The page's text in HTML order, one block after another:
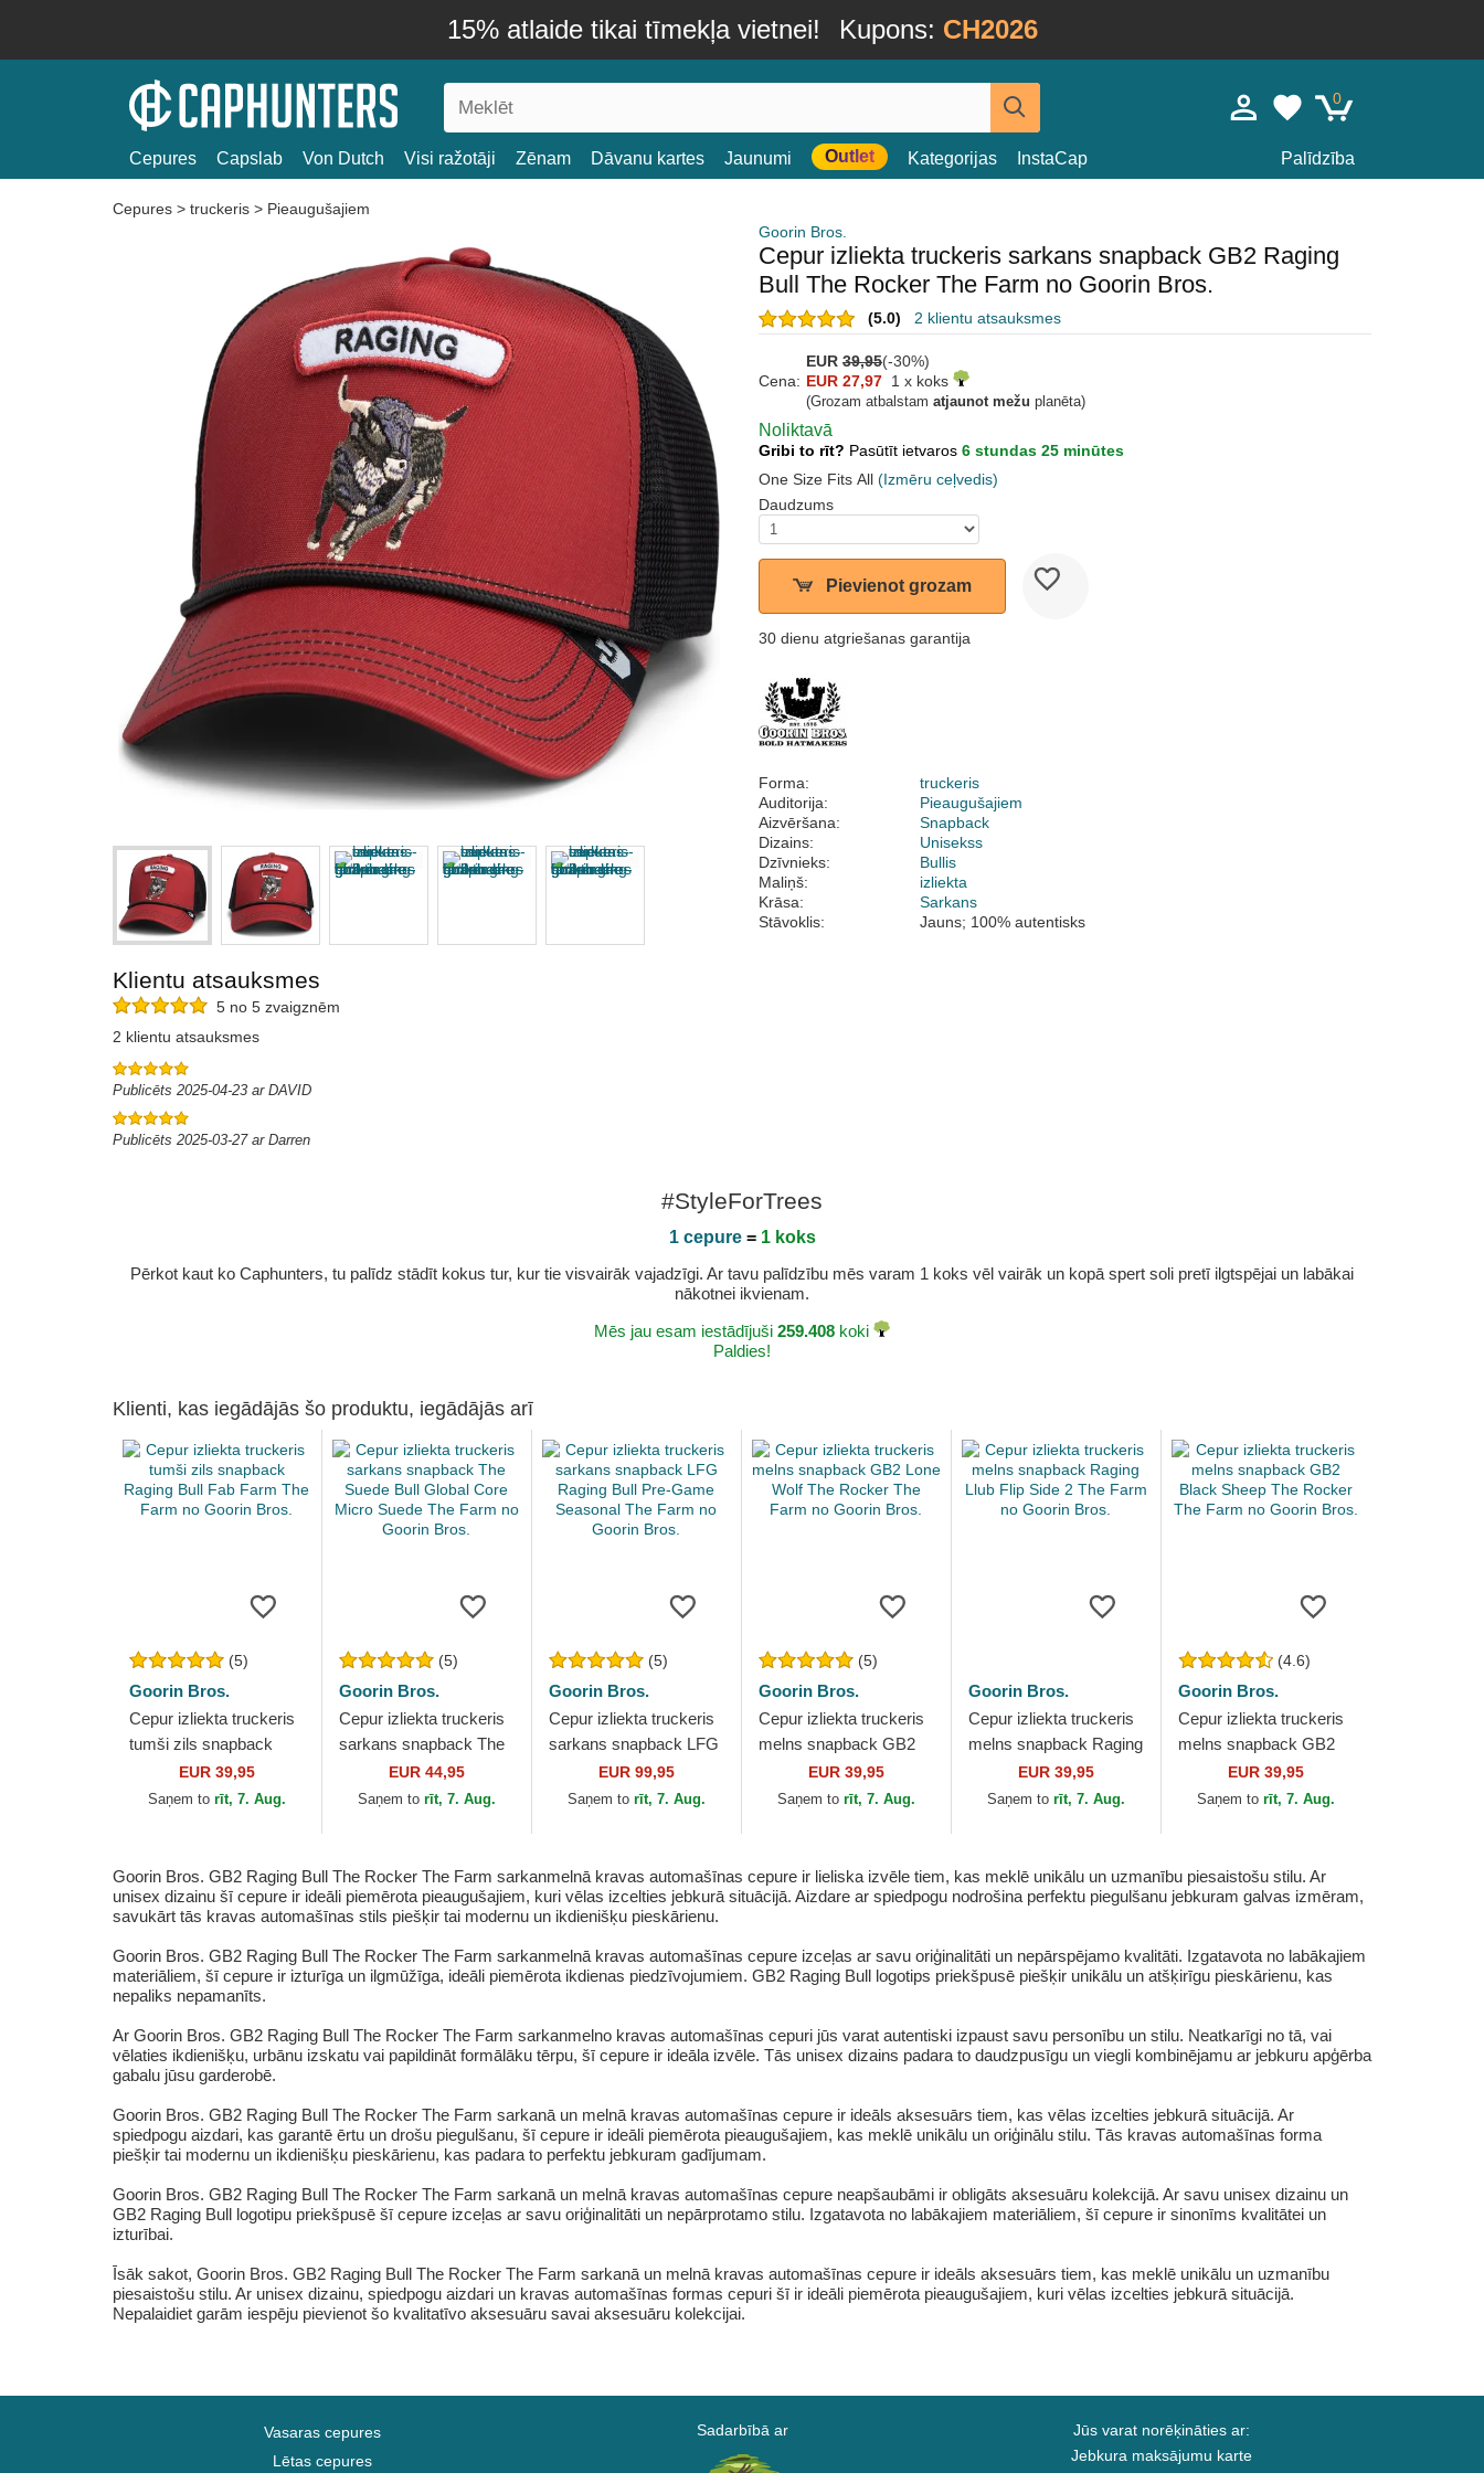
15% atlaide tikai tīmekļa vietnei! Kupons: CH2026
0
Cepures Capslab Von Dutch Visi ražotāji Zēnam Dāvanu kartes Jaunumi Outlet Kategorijas InstaCap Palīdzība
Cepures > truckeris > Pieaugušajiem
Goorin Bros.
Cepur izliekta truckeris sarkans snapback GB2 Raging
Bull The Rocker The Farm no Goorin Bros.
(5.0) 2 klientu atsauksmes
EUR 39,95(-30%)
Cena: EUR 27,97 1 x koks
(Grozam atbalstam atjaunot mežu planēta)
Noliktavā
Gribi to rīt? Pasūtīt ietvaros 6 stundas 25 minūtes
One Size Fits All (Izmēru ceļvedis)
Daudzums
Pievienot grozam
30 dienu atgriešanas garantija
Forma:
truckeris
Auditorija:
Pieaugušajiem
Aizvēršana:
Snapback
Dizains:
Unisekss
Dzīvnieks:
Bullis
Maliņš:
izliekta
Krāsa:
Sarkans
Stāvoklis:
Jauns; 100% autentisks
Klientu atsauksmes
5 no 5 zvaigznēm
2 klientu atsauksmes
Publicēts 2025-04-23 ar DAVID
Publicēts 2025-03-27 ar Darren
#StyleForTrees
1 cepure= 1 koks
Pērkot kaut ko Caphunters, tu palīdz stādīt kokus tur, kur tie visvairāk vajadzīgi. Ar tavu palīdzību mēs varam 1 koks vēl vairāk un kopā spert soli pretī ilgtspējai un labākai
nākotnei ikvienam.
Mēs jau esam iestādījuši 259.408 koki
Paldies!
Klienti, kas iegādājās šo produktu, iegādājās arī
(5)
Goorin Bros.
Cepur izliekta truckeris
tumši zils snapback
Raging Bull Fab Farm
The Farm no Goorin
EUR 39,95
Saņem to rīt, 7. Aug.
(5)
Goorin Bros.
Cepur izliekta truckeris
sarkans snapback The
Suede Bull Global Core
Micro Suede The Farm
EUR 44,95
Saņem to rīt, 7. Aug.
(5)
Goorin Bros.
Cepur izliekta truckeris
sarkans snapback LFG
Raging Bull Pre-Game
Seasonal The Farm no
EUR 99,95
Saņem to rīt, 7. Aug.
(5)
Goorin Bros.
Cepur izliekta truckeris
melns snapback GB2
Lone Wolf The Rocker
The Farm no Goorin
EUR 39,95
Saņem to rīt, 7. Aug.
Goorin Bros.
Cepur izliekta truckeris
melns snapback Raging
Llub Flip Side 2 The
Farm no Goorin Bros.
EUR 39,95
Saņem to rīt, 7. Aug.
(4.6)
Goorin Bros.
Cepur izliekta truckeris
melns snapback GB2
Black Sheep The
Rocker The Farm no
EUR 39,95
Saņem torīt, 7. Aug.
Goorin Bros. GB2 Raging Bull The Rocker The Farm sarkanmelnā kravas automašīnas cepure ir lieliska izvēle tiem, kas meklē unikālu un uzmanību piesaistošu stilu. Ar
unisex dizainu šī cepure ir ideāli piemērota pieaugušajiem, kuri vēlas izcelties jebkurā situācijā. Aizdare ar spiedpogu nodrošina perfektu piegulšanu jebkuram galvas izmēram,
savukārt tās kravas automašīnas stils piešķir tai modernu un ikdienišķu pieskārienu.
Goorin Bros. GB2 Raging Bull The Rocker The Farm sarkanmelnā kravas automašīnas cepure izceļas ar savu oriģinalitāti un nepārspējamo kvalitāti. Izgatavota no labākajiem
materiāliem, šī cepure ir izturīga un ilgmūžīga, ideāli piemērota ikdienas piedzīvojumiem. GB2 Raging Bull logotips priekšpusē piešķir unikālu un atšķirīgu pieskārienu, kas
nepaliks nepamanīts.
Ar Goorin Bros. GB2 Raging Bull The Rocker The Farm sarkanmelno kravas automašīnas cepuri jūs varat autentiski izpaust savu personību un stilu. Neatkarīgi no tā, vai
vēlaties ikdienišķu, urbānu izskatu vai papildināt formālāku tērpu, šī cepure ir ideāla izvēle. Tās unisex dizains padara to daudzpusīgu un viegli kombinējamu ar jebkuru apģērba
gabalu jūsu garderobē.
Goorin Bros. GB2 Raging Bull The Rocker The Farm sarkanā un melnā kravas automašīnas cepure ir ideāls aksesuārs tiem, kas vēlas izcelties jebkurā situācijā. Ar
spiedpogu aizdari, kas garantē ērtu un drošu piegulšanu, šī cepure ir ideāli piemērota pieaugušajiem, kas meklē unikālu un oriģinālu stilu. Tās kravas automašīnas forma
piešķir tai modernu un ikdienišķu pieskārienu, kas padara to perfektu jebkuram gadījumam.
Goorin Bros. GB2 Raging Bull The Rocker The Farm sarkanā un melnā kravas automašīnas cepure neapšaubāmi ir obligāts aksesuāru kolekcijā. Ar savu unisex dizainu un
GB2 Raging Bull logotipu priekšpusē šī cepure izceļas ar savu oriģinalitāti un nepārprotamo stilu. Izgatavota no labākajiem materiāliem, šī cepure ir sinonīms kvalitātei un
izturībai.
Īsāk sakot, Goorin Bros. GB2 Raging Bull The Rocker The Farm sarkanā un melnā kravas automašīnas cepure ir ideāls aksesuārs tiem, kas meklē unikālu un uzmanību
piesaistošu stilu. Ar unisex dizainu, spiedpogu aizdari un kravas automašīnas formas cepuri šī ir ideāli piemērota pieaugušajiem, kuri vēlas izcelties jebkurā situācijā.
Nepalaidiet garām iespēju pievienot šo kvalitatīvo aksesuāru savai aksesuāru kolekcijai.
Vasaras cepures
Lētas cepures
Sadarbībā ar
Jūs varat norēķināties ar:
Jebkura maksājumu karte